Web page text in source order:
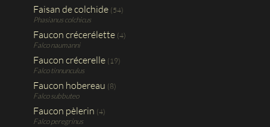
Faisan de colchide (54)
Phasianus colchicus
Faucon crécerélette (4)
Falco naumanni
Faucon crécerelle (19)
Falco tinnunculus
Faucon hobereau (8)
Falco subbuteo
Faucon pèlerin (4)
Falco peregrinus